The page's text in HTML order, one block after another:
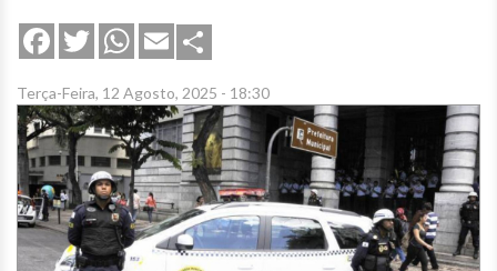
FacebookTwitterWhatsApp
Email
Terça-Feira, 12 Agosto, 2025 - 18:30